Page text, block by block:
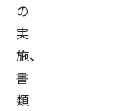
の
実
施、
書
類